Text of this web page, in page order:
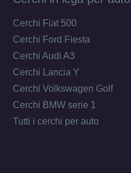
Cerchi Fiat 500
Cerchi Ford Fiesta
Cerchi Audi A3
Cerchi Lancia Y
Cerchi Volkswagen Golf
Cerchi BMW serie 1
Tutti i cerchi per auto